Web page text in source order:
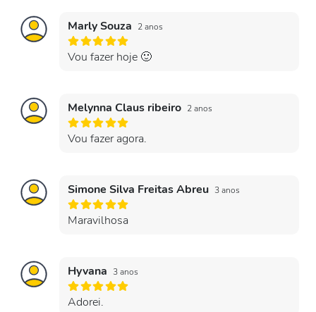
Marly Souza 2 anos
Vou fazer hoje 🙂
Melynna Claus ribeiro 2 anos
Vou fazer agora.
Simone Silva Freitas Abreu 3 anos
Maravilhosa
Hyvana 3 anos
Adorei.